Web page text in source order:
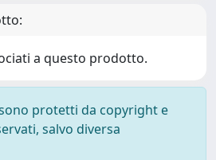
a questo prodotto.
protetti da copyright e
salvo diversa